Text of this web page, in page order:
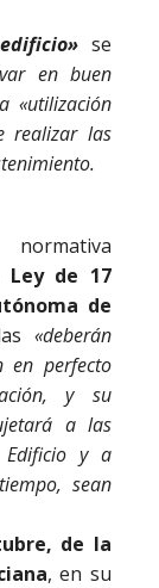
edificio» se
en buen
«utilización
realizar las
Ley de 17
de
«deberán
en perfecto
y
su
a las
Edificio y a
tiempo, sean
de la
, en su